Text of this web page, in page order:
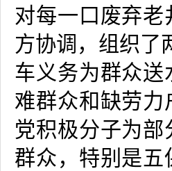
对每一口废弃
方协调，组织了
车义务为群众
难群众和缺劳
党积极分子为
群众，特别是